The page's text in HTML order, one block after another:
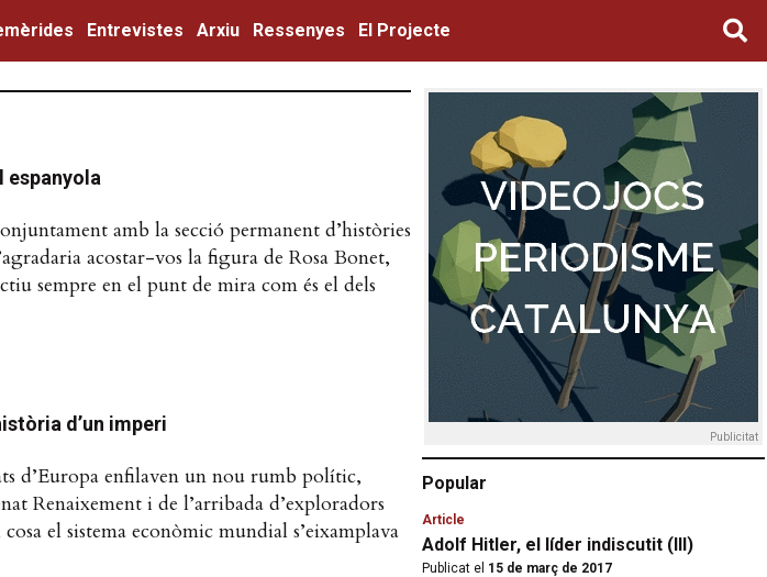
Entrevistes Arxiu Ressenyes El Projecte
espanyola
amb la secció permanent d’històries
acostar-vos la figura de Rosa Bonet,
sempre en el punt de mira com és el dels
d’un imperi
d’Europa enfilaven un nou rumb polític,
Renaixement i de l’arribada d’exploradors
el sistema econòmic mundial s’eixamplava
Publicitat
Popular
Article
Adolf Hitler, el líder indiscutit (III)
Publicat el 15 de març de 2017